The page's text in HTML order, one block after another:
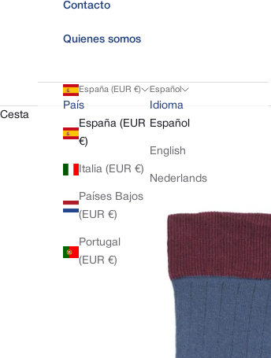
Contacto
Quienes somos
España (EUR €)
País
España (EUR
€)
Italia (EUR €)
Países Bajos
(EUR €)
Portugal
(EUR €)
Español
Idioma
Español
English
Nederlands
Cesta